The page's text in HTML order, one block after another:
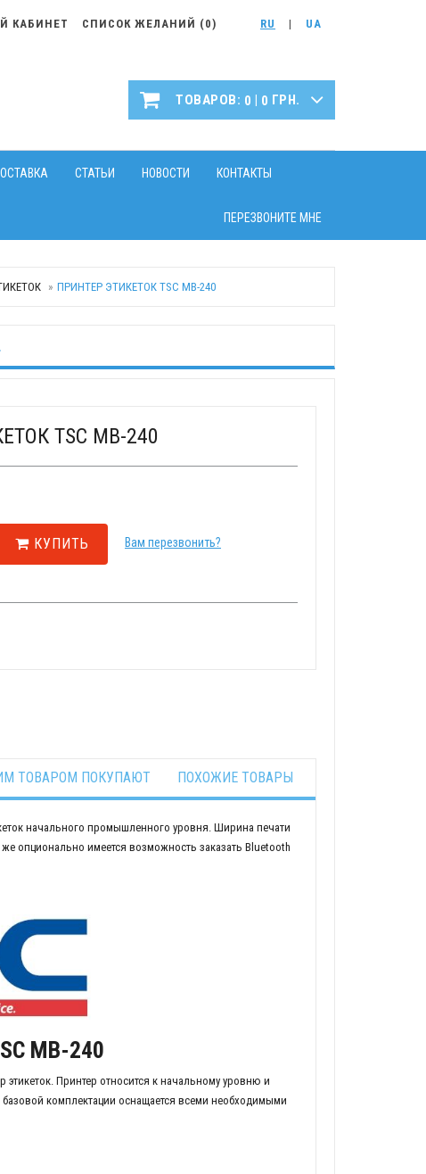
UA
|
RU
СПИСОК ЖЕЛАНИЙ (0)
КАБИНЕТ
ТОВАРОВ: 0 | 0 ГРН.
СТАТЬИ НОВОСТИ КОНТАКТЫ
ПЕРЕЗВОНИТЕ МНЕ
ПРИНТЕР ЭТИКЕТОК TSC MB-240
TSC MB-240
КУПИТЬ Вам перезвонить?
ТОВАРОМ ПОКУПАЮТ ПОХОЖИЕ ТОВАРЫ
начального промышленного уровня. Ширина печати
опционально имеется возможность заказать Bluetooth
MB-240
Принтер относится к начальному уровню и
комплектации оснащается всеми необходимыми